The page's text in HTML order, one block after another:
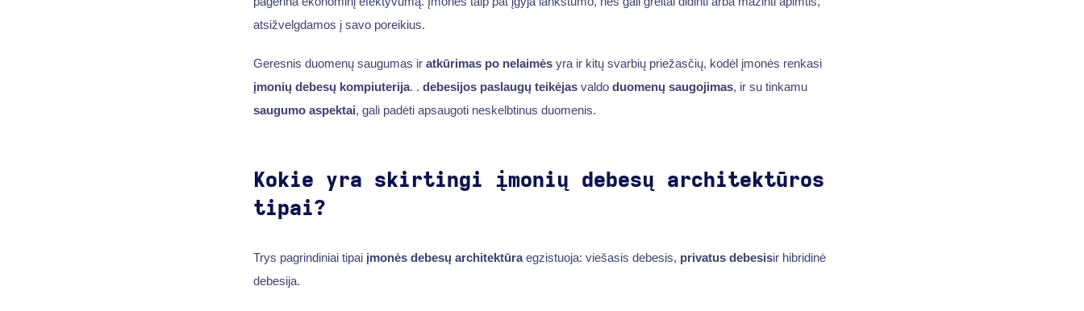
atsižvelgdamos į savo poreikius.
Geresnis duomenų saugumas ir atkūrimas po nelaimėsyra ir kitų svarbių priežasčių, kodėl įmonės renkasi
įmonių debesų kompiuterija. . debesijos paslaugų teikėjasvaldo duomenų saugojimas, ir su tinkamu
saugumo aspektai, gali padėti apsaugoti neskelbtinus duomenis.
Kokie yra skirtingi įmonių debesų architektūros
tipai?
Trys pagrindiniai tipai įmonės debesų architektūraegzistuoja: viešasis debesis, privatus debesisir hibridinė
debesija.